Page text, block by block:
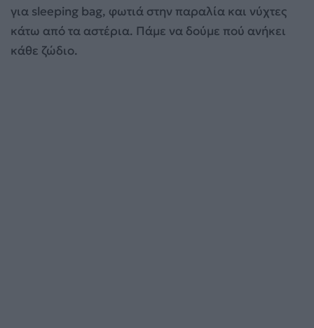
για sleeping bag, φωτιά στην παραλία και νύχτες
κάτω από τα αστέρια. Πάμε να δούμε πού ανήκει
κάθε ζώδιο.